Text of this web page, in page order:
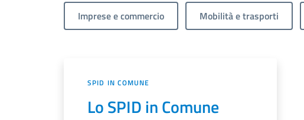
Imprese e commercio Mobilità e trasporti
SPID IN COMUNE
Lo SPID in Comune